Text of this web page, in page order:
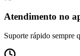
Atendimento no
Suporte rápido sempre